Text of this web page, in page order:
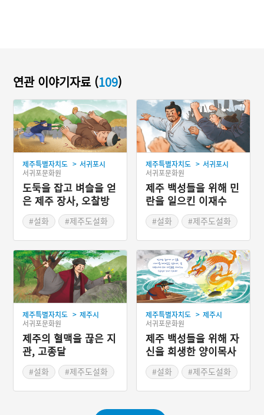
연관 이야기자료 (109)
제주특별자치도 > 서귀포시
서귀포문화원
도둑을 잡고 벼슬을 얻
은 제주 장사, 오찰방
#설화 #제주도설화
제주특별자치도 > 서귀포시
서귀포문화원
제주 백성들을 위해 민
란을 일으킨 이재수
#설화 #제주도설화
제주특별자치도 > 제주시
서귀포문화원
제주의 혈맥을 끊은 지
관, 고종달
#설화
#제주도설화
제주특별자치도 > 제주시
서귀포문화원
제주 백성들을 위해 자
신을 희생한 양이목사
#설화 #제주도설화